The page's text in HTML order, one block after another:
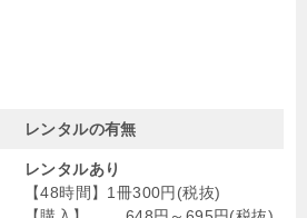
レンタルの有無
レンタルあり
【48時間】1冊300円(税抜)